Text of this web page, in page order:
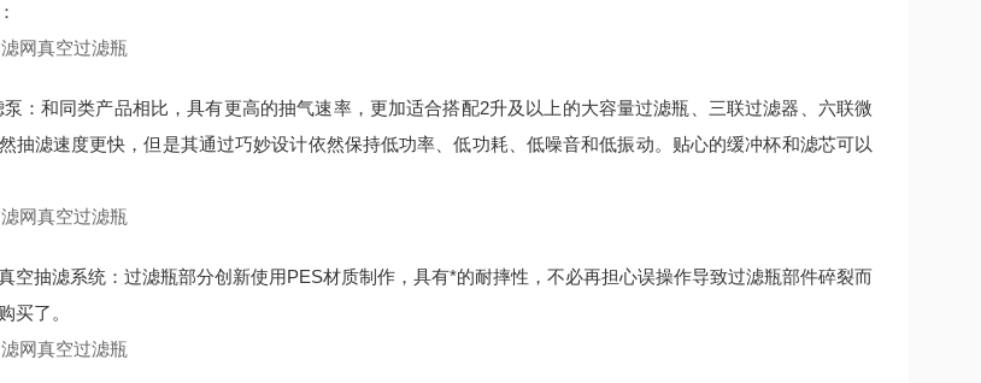
泵：和同类产品相比，具有更高的抽气速率，更加适合搭配2升及以上的大容量过滤瓶、三联过滤器、六联微
抽滤速度更快，但是其通过巧妙设计依然保持低功率、低功耗、低噪音和低振动。贴心的缓冲杯和滤芯可以
空抽滤系统：过滤瓶部分创新使用PES材质制作，具有*的耐摔性，不必再担心误操作导致过滤瓶部件碎裂而
买了。